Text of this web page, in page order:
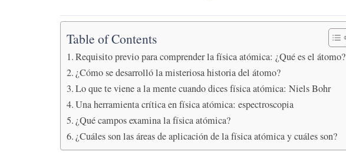
Table of Contents
Requisito previo para comprender la física atómica: ¿Qué es el átomo?
¿Cómo se desarrolló la misteriosa historia del átomo?
Lo que te viene a la mente cuando dices física atómica: Niels Bohr
Una herramienta crítica en física atómica: espectroscopia
¿Qué campos examina la física atómica?
¿Cuáles son las áreas de aplicación de la física atómica y cuáles son?